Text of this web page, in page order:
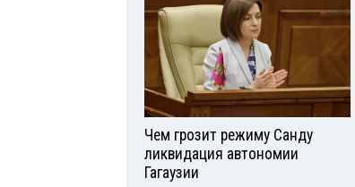
Чем грозит режиму Санду
ликвидация автономии
Гагаузии